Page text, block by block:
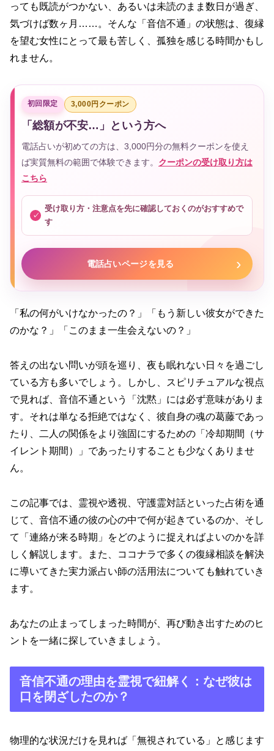
っても既読がつかない、あるいは未読のまま数日が過ぎ、
気づけば数ヶ月……。そんな「音信不通」の状態は、復縁
を望む女性にとって最も苦しく、孤独を感じる時間かもし
れません。
初回限定 3,000円クーポン
「総額が不安…」という方へ
電話占いが初めての方は、3,000円分の無料クーポンを使え
ば実質無料の範囲で体験できます。 クーポンの受け取り方は
こちら
受け取り方・注意点を先に確認しておくのがおすすめで
す
電話占いページを見る
「私の何がいけなかったの？」「もう新しい彼女ができた
のかな？」「このまま一生会えないの？」
答えの出ない問いが頭を巡り、夜も眠れない日々を過ごし
ている方も多いでしょう。しかし、スピリチュアルな視点
で見れば、音信不通という「沈黙」には必ず意味がありま
す。それは単なる拒絶ではなく、彼自身の魂の葛藤であっ
たり、二人の関係をより強固にするための「冷却期間（サ
イレント期間）」であったりすることも少なくありませ
ん。
この記事では、霊視や透視、守護霊対話といった占術を通
じて、音信不通の彼の心の中で何が起きているのか、そし
て「連絡が来る時期」をどのように捉えればよいのかを詳
しく解説します。また、ココナラで多くの復縁相談を解決
に導いてきた実力派占い師の活用法についても触れていき
ます。
あなたの止まってしまった時間が、再び動き出すためのヒ
ントを一緒に探していきましょう。
音信不通の理由を霊視で紐解く：なぜ彼は
口を閉ざしたのか？
物理的な状況だけを見れば「無視されている」と感じます